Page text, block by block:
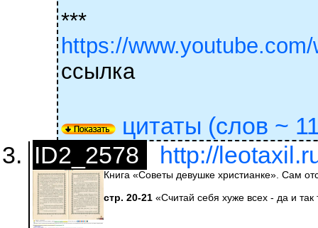
***
https://
ссылка
цитаты (слов ~
ID2_2578
http://
Книга «Советы девушке христианке». Сам
стр. 20-21 «Считай себя хуже всех - да и так